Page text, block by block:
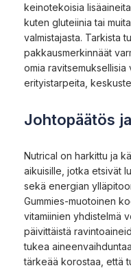
keinotekoisia
kuten gluteiinia tai
valmistajasta. Tarkista
pakkausmerkinnäät
omia ravitsemuksellisia
erityistarpeita,
Johtopäätös
Nutrical on harkittu ja
aikuisille, jotka etsivät
sekä energian
Gummies-muotoinen
vitamiinien yhdistelmä
päivittäistä
tukea
tärkeää korostaa, että